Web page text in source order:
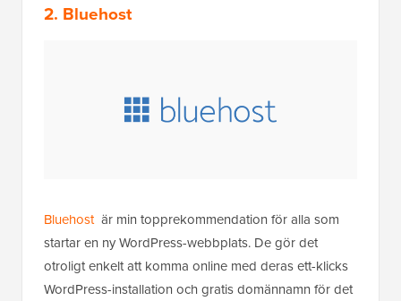
2. Bluehost
Bluehostär min topprekommendation för alla som
startar en ny WordPress-webbplats. De gör det
otroligt enkelt att komma online med deras ett-klicks
WordPress-installation och gratis domännamn för det